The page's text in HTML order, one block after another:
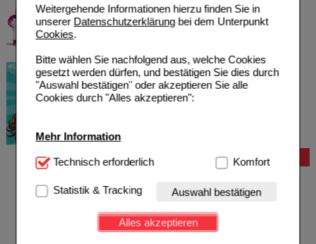
Weitergehende Informationen hierzu finden Sie in
unserer Datenschutzerklärungbei dem Unterpunkt
Cookies.
Bitte wählen Sie nachfolgend aus, welche Cookies
gesetzt werden dürfen, und bestätigen Sie dies durch
"Auswahl bestätigen" oder akzeptieren Sie alle
Cookies durch "Alles akzeptieren":
Mehr Information
Technisch Notwendig:Hierbei handelt es sich um
Website notwendig sind (z.B. Navigation, Warenkorb,
Kundenkonto), weshalb auf diese nicht verzichtet
werden kann.
Technisch erforderlich Komfort
Statistik & Tracking Auswahl bestätigen
Alles akzeptieren
Bestellung
Hilfe zum Bestellvorgang
Rezepte einlösen
Freiumschläge anfordern